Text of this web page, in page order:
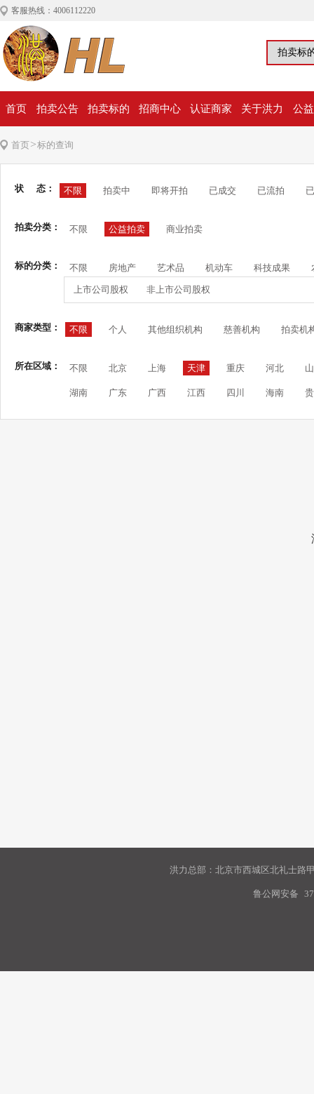
客服热线：4006112220
首页 拍卖公告 拍卖标的 招商中心 认证商家 关于洪力 公
首页>标的查询
状 态： 不限 拍卖中 即将开拍 已成交 已流拍
拍卖分类： 不限 公益拍卖 商业拍卖
标的分类： 不限 房地产 艺术品 机动车 科技成果
上市公司股权 非上市公司股权
商家类型： 不限 个人 其他组织机构 慈善机构 拍卖机
所在区域： 不限 北京 上海 天津 重庆 河北
湖南 广东 广西 江西 四川 海南
洪力总部：北京市西城区北礼士路
鲁公网安备